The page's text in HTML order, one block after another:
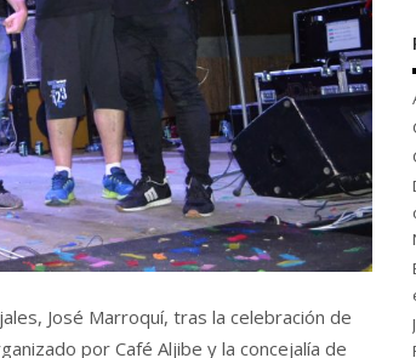
José Marroquí, tras la celebración de
por Café Aljibe y la concejalía de